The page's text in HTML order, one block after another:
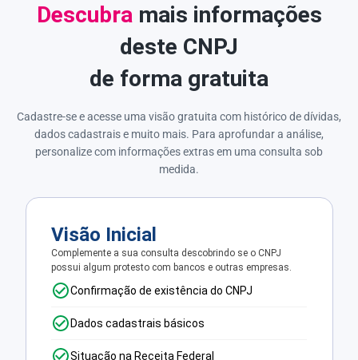
Descubramais informações
deste CNPJ
de forma gratuita
Cadastre-se e acesse uma visão gratuita com histórico de dívidas,
dados cadastrais e muito mais. Para aprofundar a análise,
personalize com informações extras em uma consulta sob
medida.
Visão Inicial
Complemente a sua consulta descobrindo se o CNPJ
possui algum protesto com bancos e outras empresas.
Confirmação de existência do CNPJ
Dados cadastrais básicos
Situação na Receita Federal